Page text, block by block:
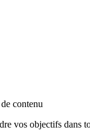
contenu
vos objectifs dans